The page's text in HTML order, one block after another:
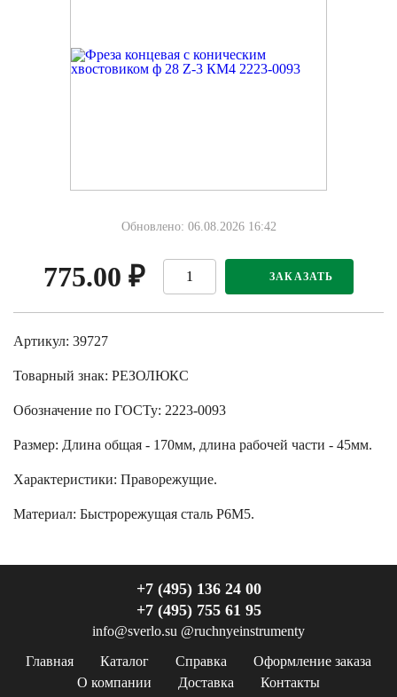
Обновлено: 06.08.2026 16:42
775.00 ₽ ЗАКАЗАТЬ
Артикул: 39727
Товарный знак: РЕЗОЛЮКС
Обозначение по ГОСТу: 2223-0093
Размер: Длина общая - 170мм, длина рабочей части - 45мм.
Характеристики: Праворежущие.
Материал: Быстрорежущая сталь Р6М5.
Главная Каталог Справка
Оформление заказа
О компании
Доставка Контакты
+7 (495) 136 24 00
+7 (495) 755 61 95
info@sverlo.su @ruchnyeinstrumenty